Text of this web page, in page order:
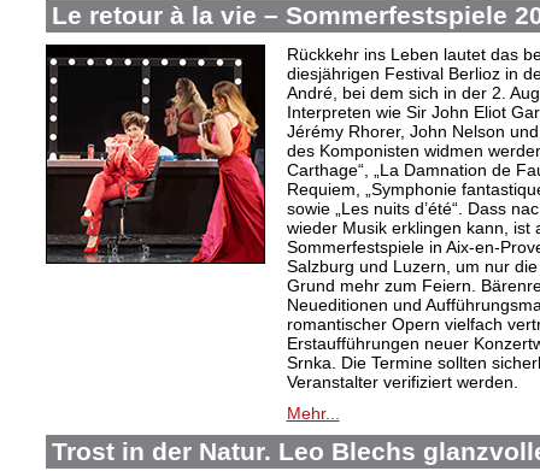
Le retour à la vie – Sommerfestspiele
Rückkehr ins Leben lautet das
diesjährigen Festival Berlioz in
André, bei dem sich in der 2.
Interpreten wie Sir John Eliot
Jérémy Rhorer, John Nelson
des Komponisten widmen
Carthage“, „La Damnation de
Requiem, „Symphonie
sowie „Les nuits d’été“. Dass
wieder Musik erklingen kann, ist
Sommerfestspiele in Aix-en-
Salzburg und Luzern, um nur
Grund mehr zum Feiern.
Neueditionen und
romantischer Opern vielfach
Erstaufführungen neuer
Srnka. Die Termine sollten
Veranstalter verifiziert werden.
Mehr...
Trost in der Natur. Leo Blechs